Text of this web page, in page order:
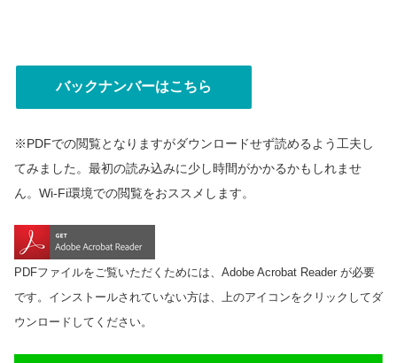
バックナンバーはこちら
※PDFでの閲覧となりますがダウンロードせず読めるよう工夫し
てみました。最初の読み込みに少し時間がかかるかもしれませ
ん。Wi-Fi環境での閲覧をおススメします。
PDFファイルをご覧いただくためには、Adobe Acrobat Reader が必要
です。インストールされていない方は、上のアイコンをクリックしてダ
ウンロードしてください。